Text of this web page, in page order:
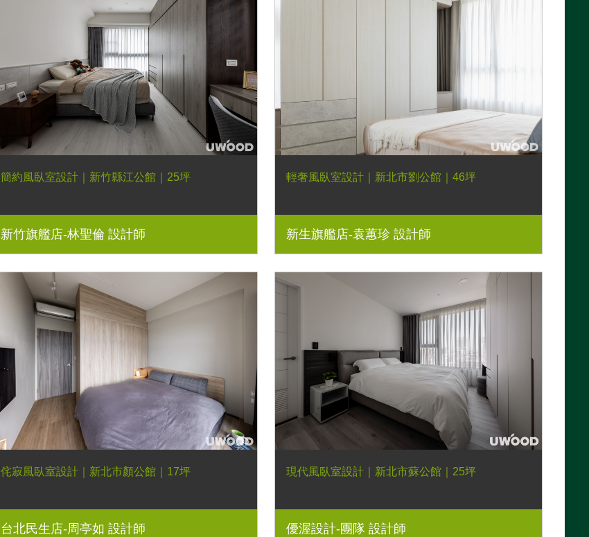
簡約風臥室設計｜新竹縣江公館｜25坪
新竹旗艦店-林聖倫 設計師
輕奢風臥室設計｜新北市劉公館｜46坪
新生旗艦店-袁蕙珍 設計師
侘寂風臥室設計｜新北市顏公館｜17坪
台北民生店-周亭如 設計師
現代風臥室設計｜新北市蘇公館｜25坪
優渥設計-團隊 設計師